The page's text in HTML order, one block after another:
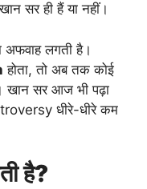
सर ही हैं या नहीं।
अफवाह लगती है।
होता, तो अब तक कोई
खान सर आज भी पढ़ा
धीरे-धीरे कम
है?